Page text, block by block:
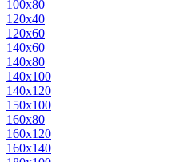
100х80
120х40
120х60
140х60
140х80
140х100
140х120
150х100
160х80
160х120
160х140